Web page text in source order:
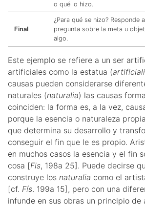
o qué lo hizo.
Final
¿Para qué se hizo? Responde
pregunta sobre la meta u
algo.
Este ejemplo se refiere a un ser
artificiales como la estatua (
causas pueden considerarse
naturales (naturalia) las causas
coinciden: la forma es, a la vez,
porque la esencia o naturaleza
que determina su desarrollo y
conseguir el fin que le es propio.
en muchos casos la esencia y el fin
cosa [Fis, 198a 25]. Puede decirse
construye los naturalia como el
[cf. Fís. 199a 15], pero con una
infunde en sus obras un principio de